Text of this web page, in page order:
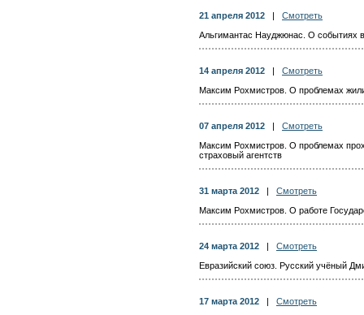
21 апреля 2012
Смотреть
Альгимантас Науджюнас. О событиях
14 апреля 2012
Смотреть
Максим Рохмистров. О проблемах
07 апреля 2012
Смотреть
Максим Рохмистров. О проблемах
страховый агентств
31 марта 2012
Смотреть
Максим Рохмистров. О работе
24 марта 2012
Смотреть
Евразийский союз. Русский учёный
17 марта 2012
Смотреть